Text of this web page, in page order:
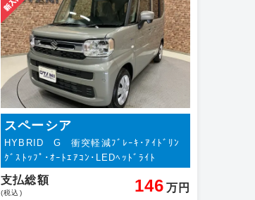
スペーシア
HYBRID G 衝突軽減ﾌﾞﾚｰｷ･ｱｲﾄﾞﾘﾝ
ｸﾞｽﾄｯﾌﾟ･ｵｰﾄｴｱｺﾝ･LEDﾍｯﾄﾞﾗｲﾄ
支払総額
(税込) 146 万円